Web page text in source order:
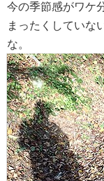
今の季節感がワケ
まったくしていな
な。